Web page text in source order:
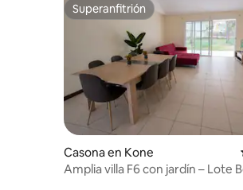
Superanfitrión
Superanfitrión
Casona en Kone
Amplia villa F6 con jardín – Lote